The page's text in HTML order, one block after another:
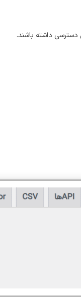
داشته باشند.